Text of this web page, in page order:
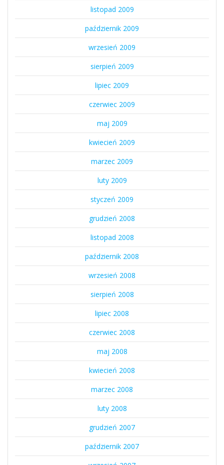
listopad 2009
październik 2009
wrzesień 2009
sierpień 2009
lipiec 2009
czerwiec 2009
maj 2009
kwiecień 2009
marzec 2009
luty 2009
styczeń 2009
grudzień 2008
listopad 2008
październik 2008
wrzesień 2008
sierpień 2008
lipiec 2008
czerwiec 2008
maj 2008
kwiecień 2008
marzec 2008
luty 2008
grudzień 2007
październik 2007